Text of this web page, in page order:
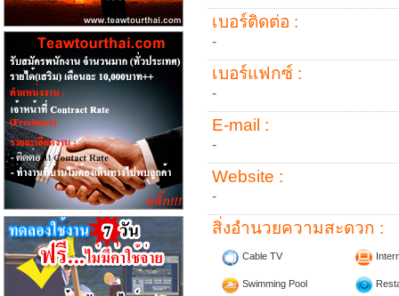
เบอร์ติดต่อ :
-
เบอร์แฟกซ์ :
-
E-mail :
-
Website :
-
สิ่งอำนวยความสะดวก :
Cable TV
Swimming Pool